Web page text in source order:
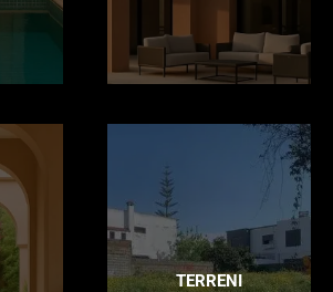
TERRENI